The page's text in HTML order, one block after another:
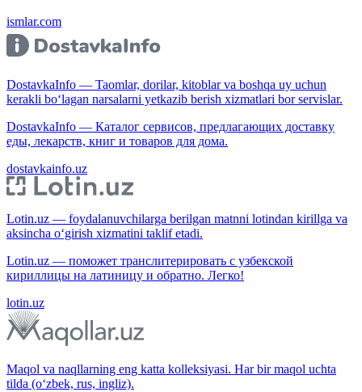
ismlar.com
DostavkaInfo — Taomlar, dorilar, kitoblar va boshqa uy uchun
kerakli bo‘lagan narsalarni yetkazib berish xizmatlari bor servislar.
DostavkaInfo — Каталог сервисов, предлагающих доставку
еды, лекарств, книг и товаров для дома.
dostavkainfo.uz
Lotin.uz — foydalanuvchilarga berilgan matnni lotindan kirillga va
aksincha o‘girish xizmatini taklif etadi.
Lotin.uz — поможет транслитерировать с узбекской
кириллицы на латиницу и обратно. Легко!
lotin.uz
Maqol va naqllarning eng katta kolleksiyasi. Har bir maqol uchta
tilda (o‘zbek, rus, ingliz).